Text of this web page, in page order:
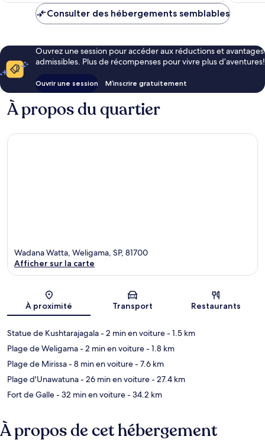
Consulter des hébergements semblables
Ouvrez une session pour accéder aux réductions et avantages
admissibles. Plus de récompenses pour vivre plus d’aventures!
Ouvrir une session M’inscrire gratuitement
À propos du quartier
Carte
Wadana Watta, Weligama, SP, 81700
Afficher sur la carte
À proximité Transport Restaurants
Statue de Kushtarajagala- 2 min en voiture- 1.5 km
Plage de Weligama- 2 min en voiture- 1.8 km
Plage de Mirissa- 8 min en voiture- 7.6 km
Plage d'Unawatuna- 26 min en voiture- 27.4 km
Fort de Galle- 32 min en voiture- 34.2 km
À propos de cet hébergement